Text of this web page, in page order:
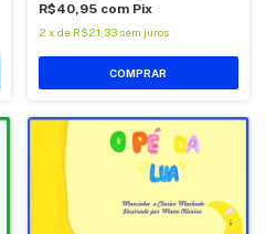
R$40,95 com Pix
2 x de R$21,33 sem juros